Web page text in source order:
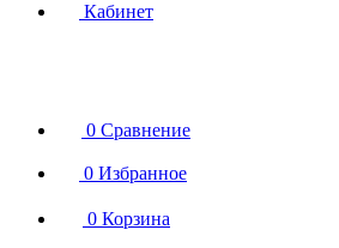
Кабинет
0 Сравнение
0 Избранное
0 Корзина